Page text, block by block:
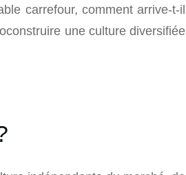
carrefour, comment arrive-t-il
une culture diversifiée